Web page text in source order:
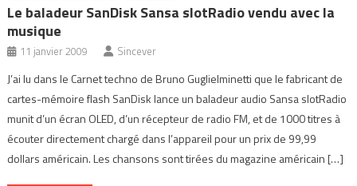
Le baladeur SanDisk Sansa slotRadio vendu avec la
musique
11 janvier 2009 Sincever
J’ai lu dans le Carnet techno de Bruno Guglielminetti que le fabricant de
cartes-mémoire flash SanDisk lance un baladeur audio Sansa slotRadio
munit d’un écran OLED, d’un récepteur de radio FM, et de 1000 titres à
écouter directement chargé dans l’appareil pour un prix de 99,99
dollars américain. Les chansons sont tirées du magazine américain […]